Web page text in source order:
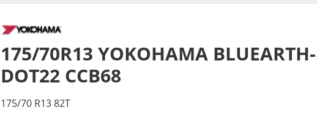
175/70R13 YOKOHAMA BLUEARTH-
DOT22 CCB68
175/70 R13 82T